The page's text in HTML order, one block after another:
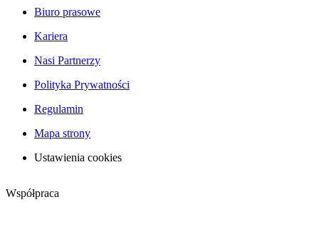
Biuro prasowe
Kariera
Nasi Partnerzy
Polityka Prywatności
Regulamin
Mapa strony
Ustawienia cookies
Współpraca